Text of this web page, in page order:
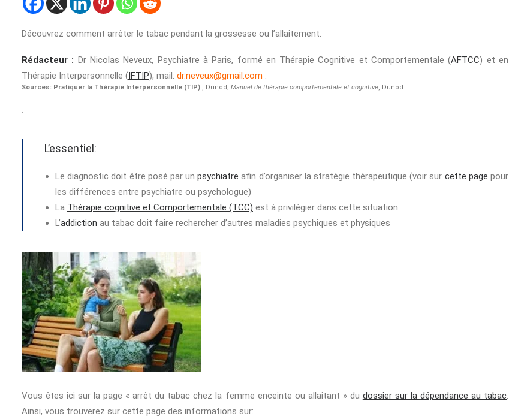
Découvrez comment arrêter le tabac pendant la grossesse ou l’allaitement.
Rédacteur : Dr Nicolas Neveux, Psychiatre à Paris, formé en Thérapie Cognitive et Comportementale (AFTCC) et en
Thérapie Interpersonnelle (IFTIP), mail: dr.neveux@gmail.com .
Sources: Pratiquer la Thérapie Interpersonnelle (TIP) , Dunod; Manuel de thérapie comportementale et cognitive, Dunod
.
L’essentiel:
Le diagnostic doit être posé par unpsychiatre afin d’organiser la stratégie thérapeutique (voir sur cette page pour
les différences entre psychiatre ou psychologue)
La Thérapie cognitive et Comportementale (TCC) est à privilégier dans cette situation
L’addiction au tabac doit faire rechercher d’autres maladies psychiques et physiques
Vous êtes ici sur la page « arrêt du tabac chez la femme enceinte ou allaitant » du dossier sur la dépendance au tabac.
Ainsi, vous trouverez sur cette page des informations sur: